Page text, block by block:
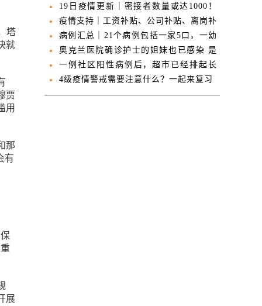
塔
就
贾
用
那
有
展
接触者增至近1200人
19日疫情更新｜密接者数量或达1000！
12岁以上可接种疫苗
疫情支持｜工资补贴、公司补贴、离岗补
贴…看好这些福利
病例汇总｜21个病例包括一家5口，一幼
儿感染
奥克兰医院确诊护士的姐妹也已感染 是
西区的一名高中老师
一例社区阳性病例后，超市已经排起长
队！
4级疫情警戒需要注意什么？一起来复习